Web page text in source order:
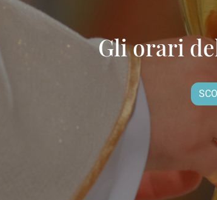
Gli orari